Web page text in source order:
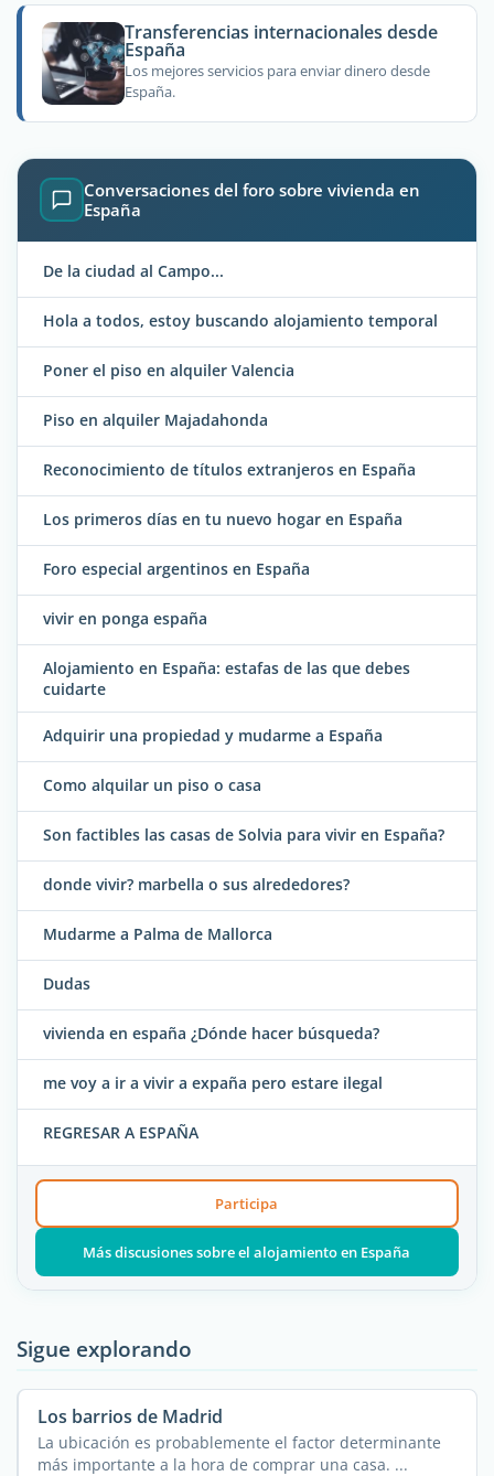
Transferencias internacionales desde
España
Los mejores servicios para enviar dinero desde
España.
Conversaciones del foro sobre vivienda en
España
De la ciudad al Campo...
Hola a todos, estoy buscando alojamiento temporal
Poner el piso en alquiler Valencia
Piso en alquiler Majadahonda
Reconocimiento de títulos extranjeros en España
Los primeros días en tu nuevo hogar en España
Foro especial argentinos en España
vivir en ponga españa
Alojamiento en España: estafas de las que debes
cuidarte
Adquirir una propiedad y mudarme a España
Como alquilar un piso o casa
Son factibles las casas de Solvia para vivir en España?
donde vivir? marbella o sus alrededores?
Mudarme a Palma de Mallorca
Dudas
vivienda en españa ¿Dónde hacer búsqueda?
me voy a ir a vivir a expaña pero estare ilegal
REGRESAR A ESPAÑA
Participa
Más discusiones sobre el alojamiento en España
Sigue explorando
Los barrios de Madrid
La ubicación es probablemente el factor determinante
más importante a la hora de comprar una casa. ...